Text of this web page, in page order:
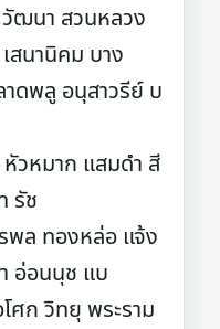
ฒนา สวนหลวง
สนานิคม บาง
ดพลู อนุสาวรีย์ บ
วหมาก แสมดำ สี
รัช
พล ทองหล่อ แจ้ง
อ่อนนุช แบ
ศก วิทยุ พระราม